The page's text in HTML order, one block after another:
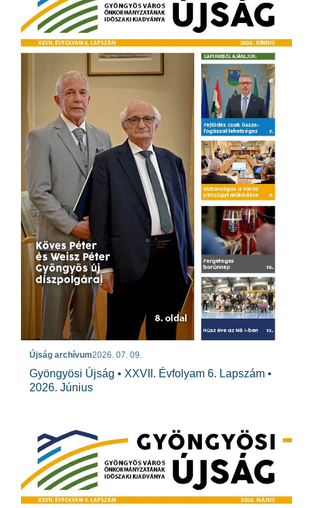
Újság archívum2026. 07. 09.
Gyöngyösi Újság • XXVII. Évfolyam 6. Lapszám •
2026. Június